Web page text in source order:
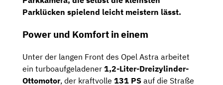
Parklücken spielend leicht meistern lässt.
Power und Komfort in einem
Unter der langen Front des Opel Astra arbeitet
ein turboaufgeladener 1,2-Liter-Dreizylinder-
Ottomotor, der kraftvolle 131 PS auf die Straße